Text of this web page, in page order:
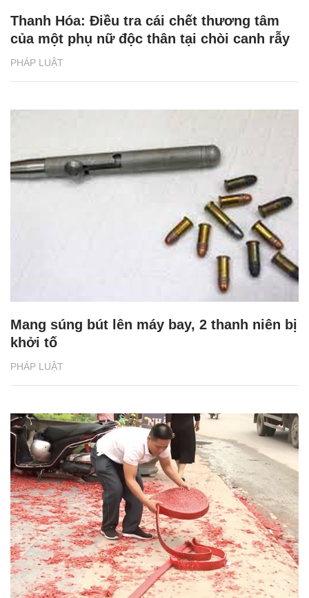
PHÁP LUẬT
Thanh Hóa: Điều tra cái chết thương tâm
của một phụ nữ độc thân tại chòi canh rẫy
PHÁP LUẬT
Mang súng bút lên máy bay, 2 thanh niên bị
khởi tố